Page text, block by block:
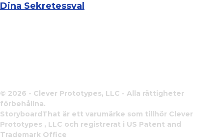
Dina Sekretessval
© 2026 - Clever Prototypes, LLC - Alla rättigheter
förbehållna.
StoryboardThat är ett varumärke som tillhör Clever
Prototypes , LLC och registrerat i US Patent and
Trademark Office